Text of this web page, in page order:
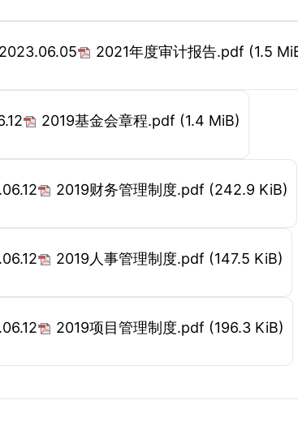
2023.06.05 2021年度审计报告.pdf (1.5
2019基金会章程.pdf (1.4 MiB)
2019财务管理制度.pdf (242.9 KiB)
2019人事管理制度.pdf (147.5 KiB)
2019项目管理制度.pdf (196.3 KiB)